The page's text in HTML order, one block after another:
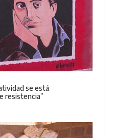
se está
resistencia”